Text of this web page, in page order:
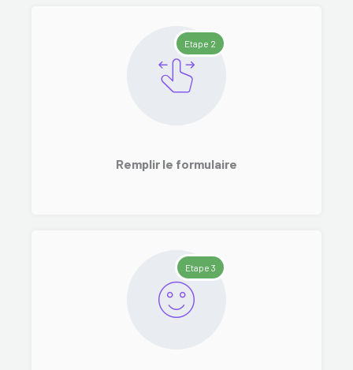
Etape 2
Remplir le formulaire
Etape 3